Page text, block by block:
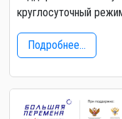
круглосуточный
Подробнее...